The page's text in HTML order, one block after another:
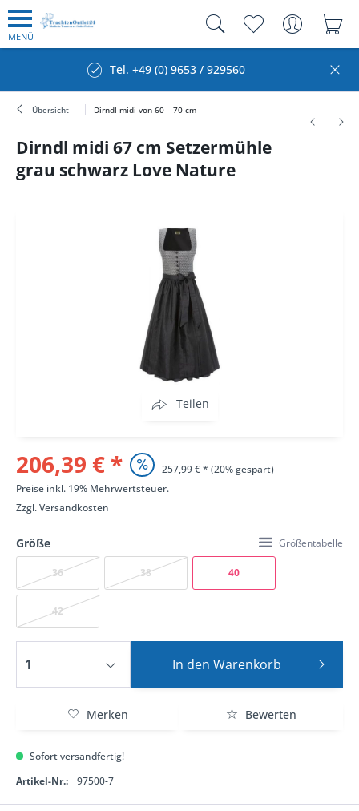
MENÜ
Tel. +49 (0) 9653 / 929560
Übersicht Dirndl midi von 60 – 70 cm
Dirndl midi 67 cm Setzermühle
grau schwarz Love Nature
Teilen
206,39 € * 257,99 € *(20% gespart)
Preise inkl. 19% Mehrwertsteuer.
Zzgl.Versandkosten
Größe Größentabelle
36 38 40
42
In den Warenkorb
Merken Bewerten
Sofort versandfertig!
Artikel-Nr.:
97500-7